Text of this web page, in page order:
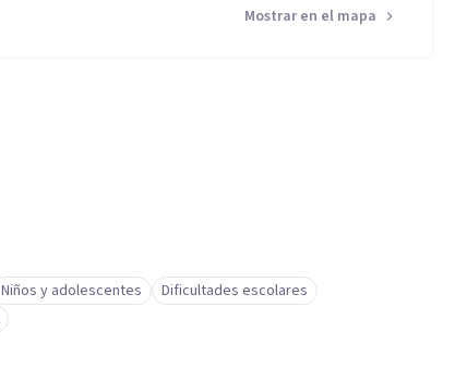
Mostrar en el mapa
Niños y adolescentes
Dificultades escolares